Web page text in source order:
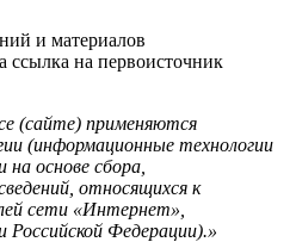
и материалов
ссылка на первоисточник
(сайте) применяются
(информационные технологии
основе сбора,
относящихся к
сети «Интернет»,
Федерации).»